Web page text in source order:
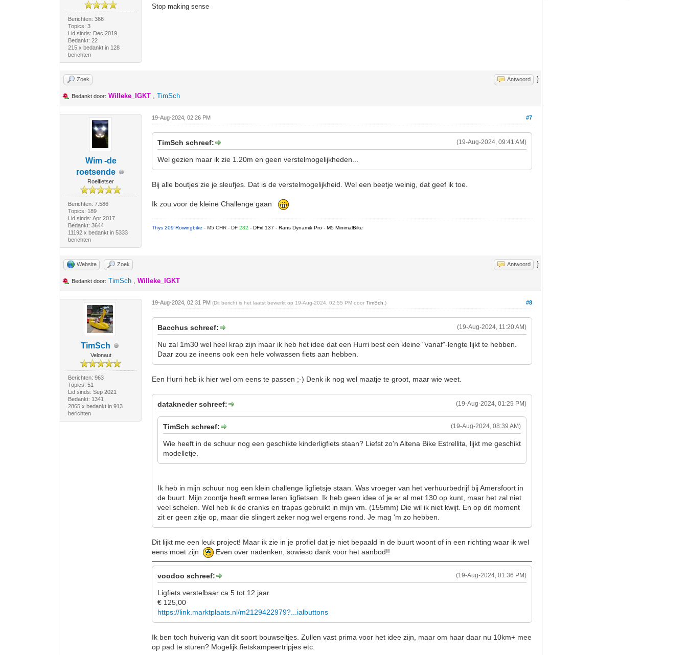
Berichten: 366
Topics: 3
Lid sinds: Dec 2019
Bedankt: 22
215 x bedankt in 128
berichten
Stop making sense
Zoek Antwoord }
Bedankt door: Willeke_IGKT ,TimSch
Wim -de
roetsende
Roeifietser
Berichten: 7.586
Topics: 189
Lid sinds: Apr 2017
Bedankt: 3644
11192 x bedankt in 5333
berichten
#7
19-Aug-2024, 02:26 PM
(19-Aug-2024, 09:41 AM)
TimSch schreef:
Wel gezien maar ik zie 1.20m en geen verstelmogelijkheden...
Bij alle boutjes zie je sleufjes. Dat is de verstelmogelijkheid. Wel een beetje weinig, dat geef ik toe.
Ik zou voor de kleine Challenge gaan
Thys 209 Rowingbike- M5 CHR - DF282- DFxl 137 - Rans Dynamik Pro - M5 MinimalBike
Website Zoek Antwoord }
Bedankt door: TimSch ,Willeke_IGKT
TimSch
Velonaut
Berichten: 963
Topics: 51
Lid sinds: Sep 2021
Bedankt: 1341
2865 x bedankt in 913
berichten
#8
19-Aug-2024, 02:31 PM(Dit bericht is het laatst bewerkt op 19-Aug-2024, 02:55 PM doorTimSch .)
(19-Aug-2024, 11:20 AM)
Bacchus schreef:
Nu zal 1m30 wel heel krap zijn maar ik heb het idee dat een Hurri best een kleine "vanaf"-lengte lijkt te hebben.
Daar zou ze ineens ook een hele volwassen fiets aan hebben.
Een Hurri heb ik hier wel om eens te passen ;-) Denk ik nog wel maatje te groot, maar wie weet.
(19-Aug-2024, 01:29 PM)
datakneder schreef:
(19-Aug-2024, 08:39 AM)
TimSch schreef:
Wie heeft in de schuur nog een geschikte kinderligfiets staan? Liefst zo'n Altena Bike Estrellita, lijkt me geschikt
modelletje.
Ik heb in mijn schuur nog een klein challenge ligfietsje staan. Was vroeger van het verhuurbedrijf bij Amersfoort in
de buurt. Mijn zoontje heeft ermee leren ligfietsen. Ik heb geen idee of je er al met 130 op kunt, maar het zal niet
veel schelen. Wel heb ik de cranks en trapas gebruikt in mijn vm. (155mm) Die wil ik niet kwijt. En op dit moment
zit er geen zitje op, maar die slingert zeker nog wel ergens rond. Je mag 'm zo hebben.
Dit lijkt me een leuk project! Maar ik zie in je profiel dat je niet bepaald in de buurt woont of in een richting waar ik wel
eens moet zijn
Even over nadenken, sowieso dank voor het aanbod!!
(19-Aug-2024, 01:36 PM)
voodoo schreef:
Ligfiets verstelbaar ca 5 tot 12 jaar
€ 125,00
https://link.marktplaats.nl/m2129422979?...ialbuttons
Ik ben toch huiverig van dit soort bouwseltjes. Zullen vast prima voor het idee zijn, maar om haar daar nu 10km+ mee
op pad te sturen? Mogelijk fietskampeertripjes etc.